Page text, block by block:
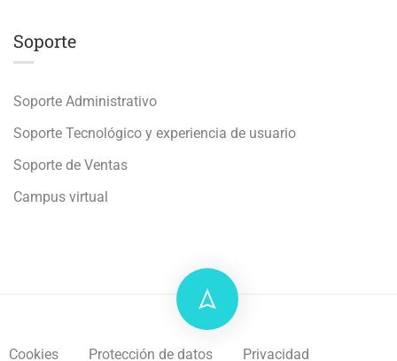
Soporte
Soporte Administrativo
Soporte Tecnológico y experiencia de usuario
Soporte de Ventas
Campus virtual
Cookies Protección de datos Privacidad